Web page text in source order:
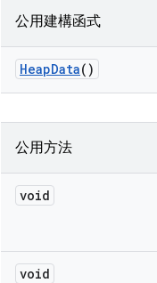
公用建構函式
HeapData()
公用方法
void
void